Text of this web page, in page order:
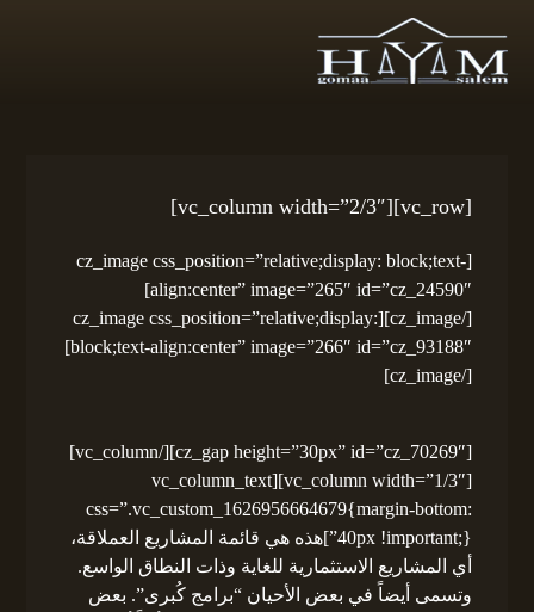
[vc_row][vc_column width=”2/3″]
[cz_image css_position=”relative;display: block;text-
align:center” image=”265″ id=”cz_24590″]
[/cz_image][cz_image css_position=”relative;display:
block;text-align:center” image=”266″ id=”cz_93188″]
[/cz_image]
[cz_gap height=”30px” id=”cz_70269″][/vc_column]
[vc_column width=”1/3″][vc_column_text
css=”.vc_custom_1626956664679{margin-bottom:
40px !important;}”]هذه هي قائمة المشاريع العملاقة،
أي المشاريع الاستثمارية للغاية وذات النطاق الواسع.
وتسمى أيضاً في بعض الأحيان “برامج كُبرى”. بعض